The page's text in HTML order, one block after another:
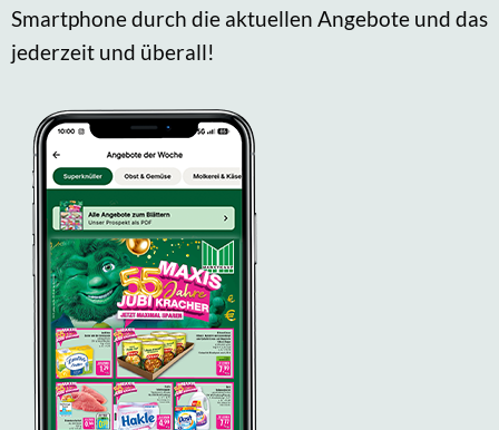
Smartphone durch die aktuellen Angebote und das
jederzeit und überall!